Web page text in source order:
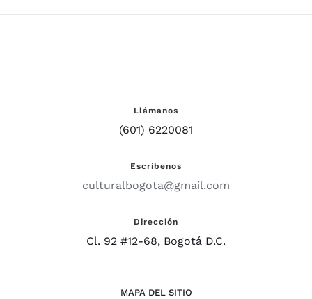
Llámanos
(601) 6220081
Escríbenos
culturalbogota@gmail.com
Dirección
Cl. 92 #12-68, Bogotá D.C.
MAPA DEL SITIO